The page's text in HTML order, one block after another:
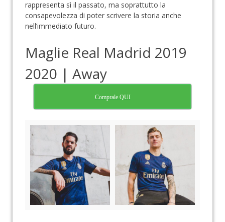
rappresenta sì il passato, ma soprattutto la
consapevolezza di poter scrivere la storia anche
nell’immediato futuro.
Maglie Real Madrid 2019
2020 | Away
Comprale QUI